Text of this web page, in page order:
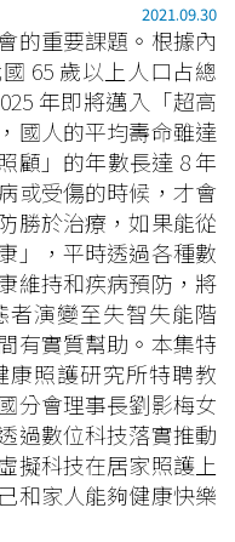
2021.09.30
的重要課題。根據內
65 歲以上人口占總
年即將邁入「超高
國人的平均壽命雖達
顧」的年數長達 8 年
或受傷的時候，才會
勝於治療，如果能從
」，平時透過各種數
維持和疾病預防，將
演變至失智失能階
有實質幫助。本集特
照護研究所特聘教
分會理事長劉影梅女
過數位科技落實推動
擬科技在居家照護上
和家人能夠健康快樂